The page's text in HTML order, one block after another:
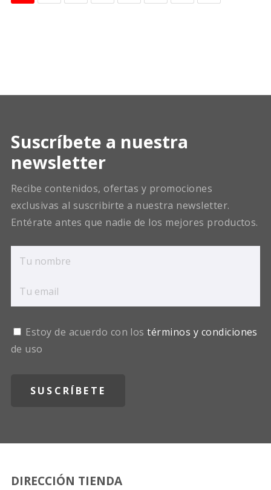
Suscríbete a nuestra
newsletter
Recibe contenidos, ofertas y promociones
exclusivas al suscribirte a nuestra newsletter.
Entérate antes que nadie de los mejores productos.
Estoy de acuerdo con lostérminos y condiciones
de uso
DIRECCIÓN TIENDA